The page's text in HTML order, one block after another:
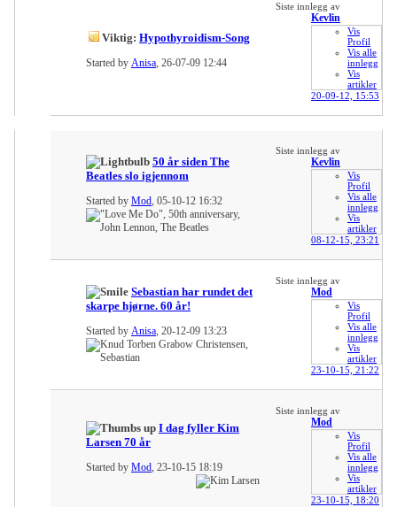
Viktig: Hypothyroidism-Song
Started by Anisa, 26-07-09 12:44
Siste innlegg av
Kevlin
Vis
Profil
Vis alle
innlegg
Vis
artikler
20-09-12, 15:53
50 år siden The
Beatles slo igjennom
Started by Mod, 05-10-12 16:32
Siste innlegg av
Kevlin
Vis
Profil
Vis alle
innlegg
Vis
artikler
08-12-15, 23:21
Sebastian har rundet det
skarpe hjørne. 60 år!
Started by Anisa, 20-12-09 13:23
Siste innlegg av
Mod
Vis
Profil
Vis alle
innlegg
Vis
artikler
23-10-15, 21:22
I dag fyller Kim
Larsen 70 år
Started by Mod, 23-10-15 18:19
Siste innlegg av
Mod
Vis
Profil
Vis alle
innlegg
Vis
artikler
23-10-15, 18:20